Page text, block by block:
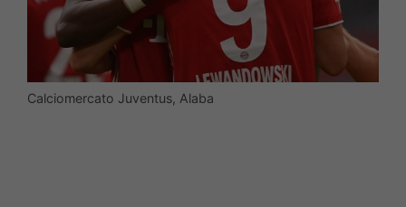
Calciomercato Juventus, Alaba